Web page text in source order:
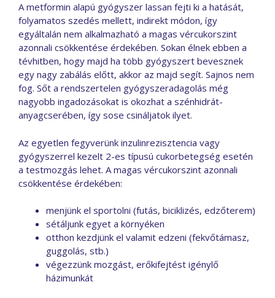
A metformin alapú gyógyszer lassan fejti ki a hatását,
folyamatos szedés mellett, indirekt módon, így
egyáltalán nem alkalmazható a magas vércukorszint
azonnali csökkentése érdekében. Sokan élnek ebben a
tévhitben, hogy majd ha több gyógyszert bevesznek
egy nagy zabálás előtt, akkor az majd segít. Sajnos nem
fog. Sőt a rendszertelen gyógyszeradagolás még
nagyobb ingadozásokat is okozhat a szénhidrát-
anyagcserében, így sose csináljatok ilyet.
Az egyetlen fegyverünk inzulinrezisztencia vagy
gyógyszerrel kezelt 2-es típusú cukorbetegség esetén
a testmozgás lehet. A magas vércukorszint azonnali
csökkentése érdekében:
menjünk el sportolni (futás, biciklizés, edzőterem)
sétáljunk egyet a környéken
otthon kezdjünk el valamit edzeni (fekvőtámasz,
guggolás, stb.)
végezzünk mozgást, erőkifejtést igénylő
házimunkát